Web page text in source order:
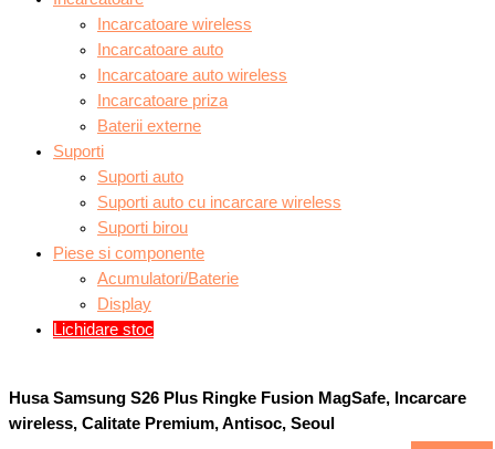
Incarcatoare wireless
Incarcatoare auto
Incarcatoare auto wireless
Incarcatoare priza
Baterii externe
Suporti
Suporti auto
Suporti auto cu incarcare wireless
Suporti birou
Piese si componente
Acumulatori/Baterie
Display
Lichidare stoc
Husa Samsung S26 Plus Ringke Fusion MagSafe, Incarcare
wireless, Calitate Premium, Antisoc, Seoul